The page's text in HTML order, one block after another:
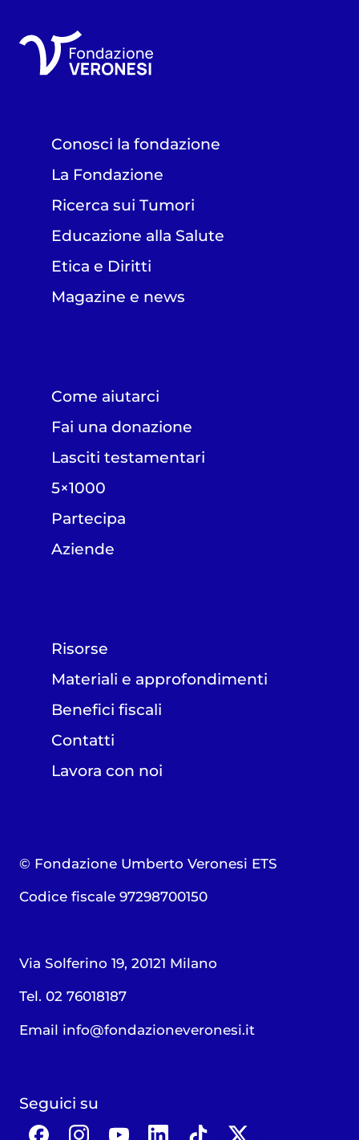
Conosci la fondazione
La Fondazione
Ricerca sui Tumori
Educazione alla Salute
Etica e Diritti
Magazine e news
Come aiutarci
Fai una donazione
Lasciti testamentari
5×1000
Partecipa
Aziende
Risorse
Materiali e approfondimenti
Benefici fiscali
Contatti
Lavora con noi
© Fondazione Umberto Veronesi ETS
Codice fiscale 97298700150
Via Solferino 19, 20121 Milano
Tel. 02 76018187
Email info@fondazioneveronesi.it
Seguici su